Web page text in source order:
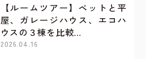
【ルームツアー】ペットと平
屋、ガレージハウス、エコハ
ウスの３棟を比較…
2026.04.16